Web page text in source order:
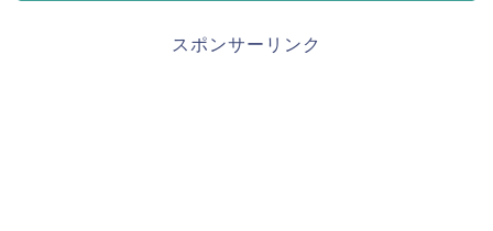
スポンサーリンク